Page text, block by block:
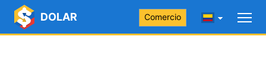
DOLAR Comercio